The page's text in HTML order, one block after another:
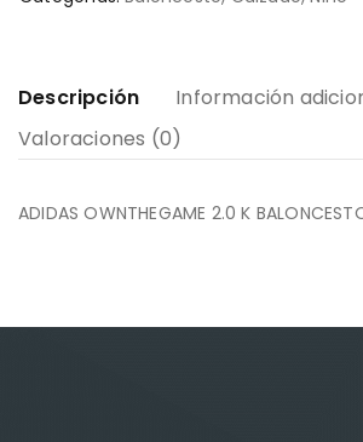
Descripción Información
Valoraciones (0)
ADIDAS OWNTHEGAME 2.0 K